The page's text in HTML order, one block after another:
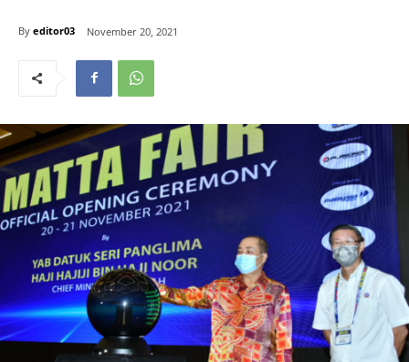
By editor03 November 20, 2021